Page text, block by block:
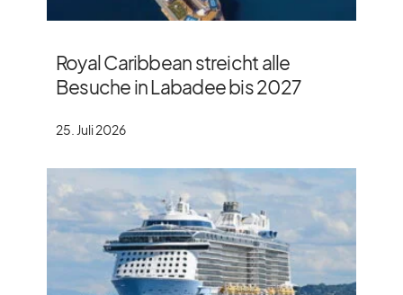
Royal Caribbean streicht alle
Besuche in Labadee bis 2027
25. Juli 2026